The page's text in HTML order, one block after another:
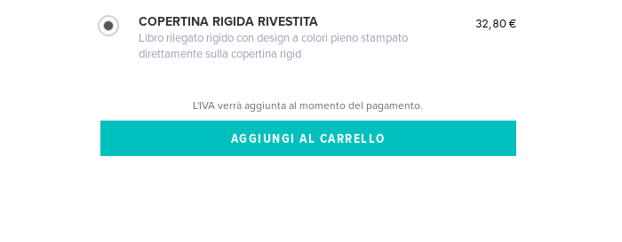
COPERTINA RIGIDA RIVESTITA
Libro rilegato rigido con design a colori pieno stampato
direttamente sulla copertina rigid
32,80 €
L'IVA verrà aggiunta al momento del pagamento.